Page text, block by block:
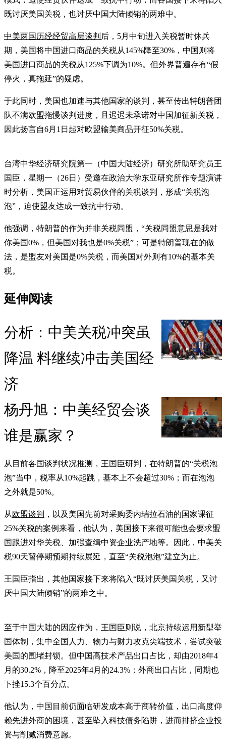
既讨厌美国关税，也讨厌中国大陆倾销的两难中。
中美两国历经经贸高层谈判 后，5月中旬进入关税暂时休兵
期，美国将中国进口商品的关税从145%降至30%，中国则将
美国进口商品的关税从125%下调为10%。但外界普遍存有“假
停火，真拖延”的疑虑。
于此同时，美国也加速与其他国家的谈判，甚至传出特朗普团
队不满欧盟拖慢谈判进度，且迟迟未承诺对中国加征新关税，
因此扬言自6月1日起对欧盟输美商品开征50%关税。
台湾中华经济研究院第一（中国大陆经济）研究所助研究员王
国臣，星期一（26日）受邀在政治大学东亚研究所作专题演讲
时分析，美国正运用对贸易伙伴的关税谈判，形成“关税泡
泡”，迫使盟友达成一致抗中行动。
他强调，特朗普的作为并非关税同盟，“关税同盟意思是我对
你美国0%，但美国对我也是0%关税”；可是特朗普现在的做
法，是盟友对美国是0%关税，而美国对外则有10%的基本关
税。
延伸阅读
分析：中美关税冲突虽
降温 料继续冲击美国经
济
杨丹旭：中美经贸会谈
谁是赢家？
从目前各国谈判状况推测，王国臣研判，在特朗普的“关税泡
泡”当中，税率从10%起跳，基本上不会超过30%；而在泡泡
之外就是50%。
从欧盟谈判
，以及美国先前对采购委内瑞拉石油的国家课征
25%关税的案例来看，他认为，美国接下来很可能也会要求盟
国跟进对华关税、加强查缉中资企业洗产地等。因此，中美关
税90天暂停期预期持续展延，直至“关税泡泡”建立为止。
王国臣指出，其他国家接下来将陷入“既讨厌美国关税，又讨
厌中国大陆倾销”的两难之中。
至于中国大陆的因应作为，王国臣则说，北京持续运用新型举
国体制，集中全国人力、物力与财力攻克尖端技术，尝试突破
美国的围堵封锁。但中国高技术产品出口占比，却由2018年4
月的30.2%，降至2025年4月的24.3%；外商出口占比，同期也
下挫15.3个百分点。
他认为，中国目前仍面临研发成本高于商转价值，出口高度仰
赖先进外商的困境，甚至坠入科技债务陷阱，进而排挤企业投
资与削减消费意愿。